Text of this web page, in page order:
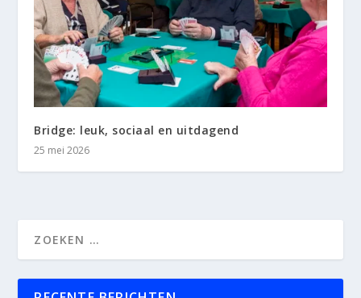
Bridge: leuk, sociaal en uitdagend
25 mei 2026